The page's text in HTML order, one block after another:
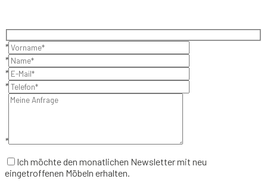
*
*
*
*
*
Ich möchte den monatlichen Newsletter mit neu
eingetroffenen Möbeln erhalten.